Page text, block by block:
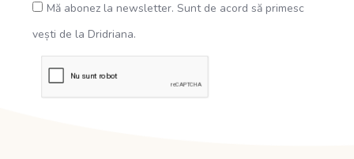
Mă abonez la newsletter. Sunt de acord să primesc
vești de la Dridriana.